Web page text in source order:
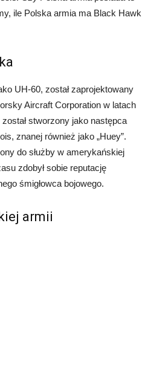
ile Polska armia ma Black Hawk
UH-60, został zaprojektowany
Aircraft Corporation w latach
stworzony jako następca
znanej również jako „Huey”.
do służby w amerykańskiej
zdobył sobie reputację
śmigłowca bojowego.
armii